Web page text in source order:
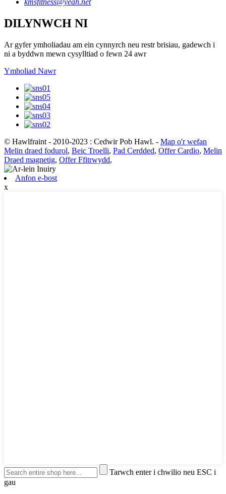
DILYNWCH NI
Ar gyfer ymholiadau am ein cynnyrch neu restr brisiau, gadewch i
ni a byddwn mewn cysylltiad o fewn 24 awr
Ymholiad Nawr
© Hawlfraint - 2010-2023 : Cedwir Pob Hawl. - Map o'r wefan
Melin draed fodurol, Beic Troelli, Pad Cerdded, Offer Cardio, Melin
Draed magnetig, Offer Ffitrwydd,
Anfon e-bost
x
Tarwch enter i chwilio neu ESC i
gau